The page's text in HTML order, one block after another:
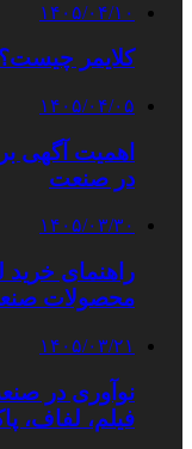
۱۴۰۵/۰۴/۱۰
کلایمر چیست؟
۱۴۰۵/۰۴/۰۵
اهمیت آگهی
در صنعت
۱۴۰۵/۰۳/۳۰
راهنمای خرید
محصولات
۱۴۰۵/۰۳/۲۱
نوآوری در
فیلم، لفاف،